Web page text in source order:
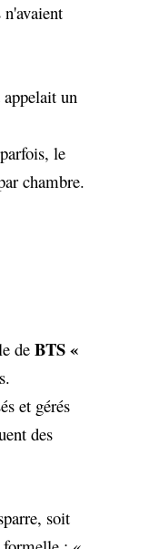
un
le
chambre.
de BTS «
et gérés
des
soit